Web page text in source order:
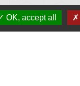
h à 12 h et de 13
OK, accept all